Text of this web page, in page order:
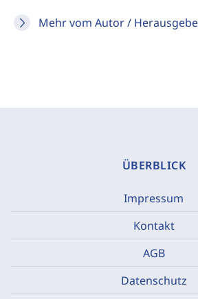
Mehr vom Autor /
ÜBERBLICK
Impressum
Kontakt
AGB
Datenschutz